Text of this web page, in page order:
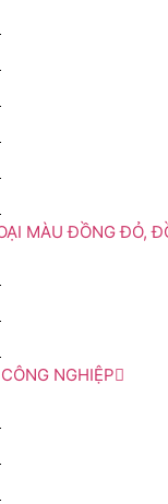
MÀU ĐỒNG ĐỎ,
NGHIỆP